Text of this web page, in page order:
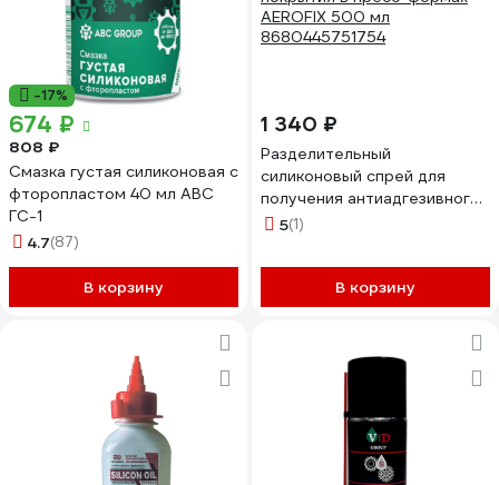
-17%
674 ₽
808 ₽
Смазка густая силиконовая с
фторопластом 40 мл ABC
ГС-1
4.7(87)
В корзину
1 340 ₽
Разделительный
силиконовый спрей для
получения антиадгезивного
покрытия в пресс-формах
8680445751754
5(1)
В корзину